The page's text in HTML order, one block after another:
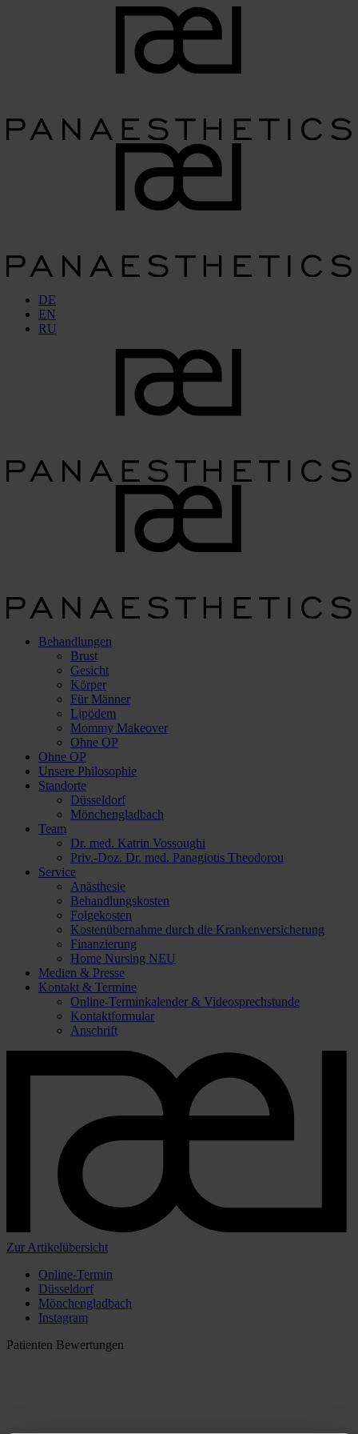
DE
EN
RU
Behandlungen
Brust
Gesicht
Körper
Für Männer
Lipödem
Mommy Makeover
Ohne OP
Ohne OP
Unsere Philosophie
Standorte
Düsseldorf
Mönchengladbach
Team
Dr. med. Katrin Vossoughi
Priv.-Doz. Dr. med. Panagiotis Theodorou
Service
Anästhesie
Behandlungskosten
Folgekosten
Kostenübernahme durch die Krankenversicherung
Finanzierung
Home Nursing NEU
Medien & Presse
Kontakt & Termine
Online-Terminkalender & Videosprechstunde
Kontaktformular
Anschrift
Zur Artikelübersicht
Online-Termin
Düsseldorf
Mönchengladbach
Instagram
Patienten Bewertungen